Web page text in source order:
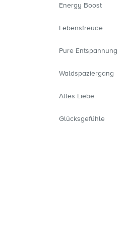
Energy Boost
Lebensfreude
Pure Entspannung
Waldspaziergang
Alles Liebe
Glücksgefühle